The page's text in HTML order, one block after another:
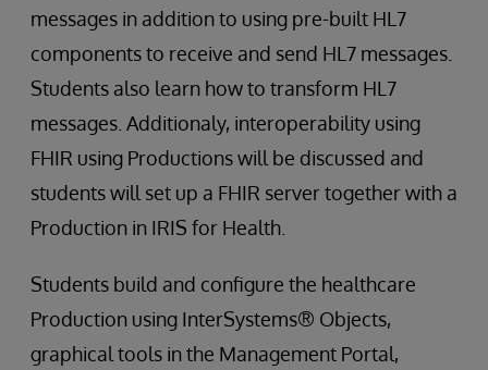
messages in addition to using pre-built HL7
components to receive and send HL7 messages.
Students also learn how to transform HL7
messages. Additionaly, interoperability using
FHIR using Productions will be discussed and
students will set up a FHIR server together with a
Production in IRIS for Health.
Students build and configure the healthcare
Production using InterSystems® Objects,
graphical tools in the Management Portal,